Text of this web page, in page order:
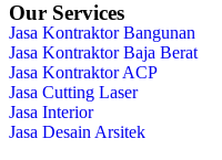
Our Services
Jasa Kontraktor Bangunan
Jasa Kontraktor Baja Berat
Jasa Kontraktor ACP
Jasa Cutting Laser
Jasa Interior
Jasa Desain Arsitek